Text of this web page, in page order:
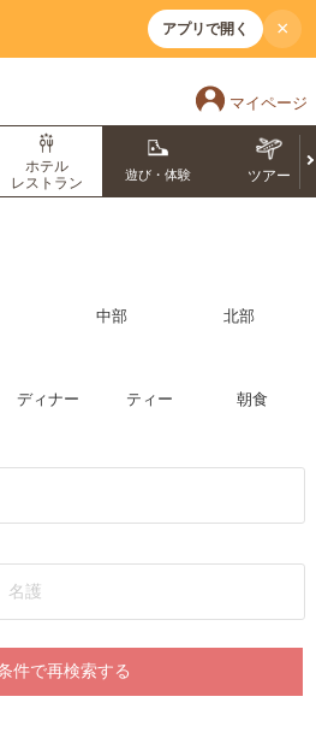
アプリで開く ×
マイページ
ホテル
レストラン
遊び・体験 ツアー
中部 北部
ディナー ティー 朝食